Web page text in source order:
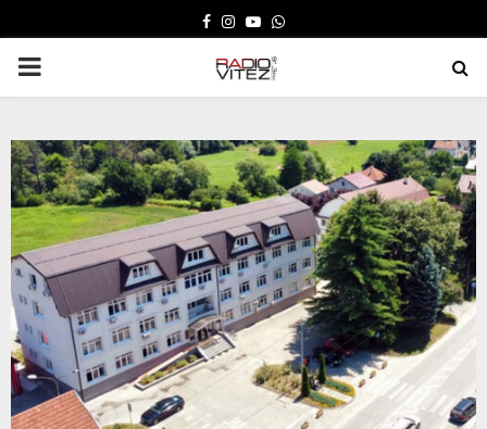
FACEBOOK
INSTAGRAM
YOUTUBE
WHATSAPP
PRIMARY